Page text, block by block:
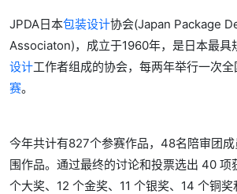
JPDA日本包装设计协会(Japan Package
Associaton)，成立于1960年，是日本最具
设计工作者组成的协会，每两年举行一次
赛。
今年共计有827个参赛作品，48名陪审团
围作品。通过最终的讨论和投票选出 40 项
个大奖、12 个金奖、11 个银奖、14 个铜奖